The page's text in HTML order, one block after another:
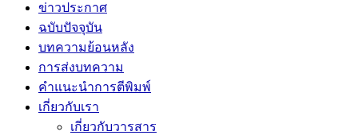
ข่าวประกาศ
ฉบับปัจจุบัน
บทความย้อนหลัง
การส่งบทความ
คำแนะนำการตีพิมพ์
เกี่ยวกับเรา
เกี่ยวกับวารสาร